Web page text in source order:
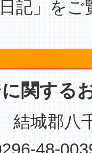
記」をご
関する
結城郡八
48-